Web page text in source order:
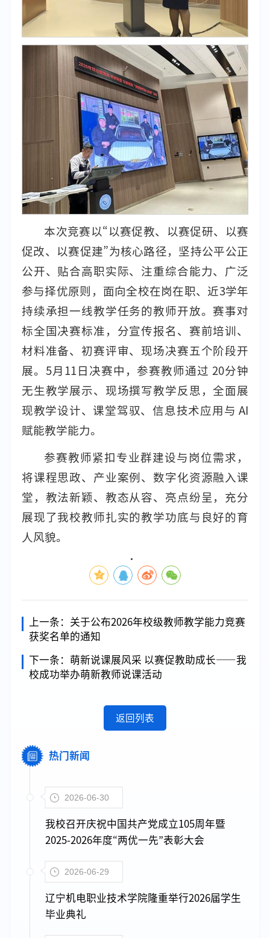
本次竞赛以“以赛促教、以赛促研、以赛
促改、以赛促建”为核心路径，坚持公平公正
公开、贴合高职实际、注重综合能力、广泛
参与择优原则，面向全校在岗在职、近3学年
持续承担一线教学任务的教师开放。赛事对
标全国决赛标准，分宣传报名、赛前培训、
材料准备、初赛评审、现场决赛五个阶段开
展。5月11日决赛中，参赛教师通过 20分钟
无生教学展示、现场撰写教学反思，全面展
现教学设计、课堂驾驭、信息技术应用与 AI
赋能教学能力。
参赛教师紧扣专业群建设与岗位需求，
将课程思政、产业案例、数字化资源融入课
堂，教法新颖、教态从容、亮点纷呈，充分
展现了我校教师扎实的教学功底与良好的育
人风貌。
上一条： 关于公布2026年校级教师教学能力竞赛
获奖名单的通知
下一条： 萌新说课展风采 以赛促教助成长——我
校成功举办萌新教师说课活动
返回列表
热门新闻
2026-06-30
我校召开庆祝中国共产党成立105周年暨
2025-2026年度“两优一先”表彰大会
2026-06-29
辽宁机电职业技术学院隆重举行2026届学生
毕业典礼